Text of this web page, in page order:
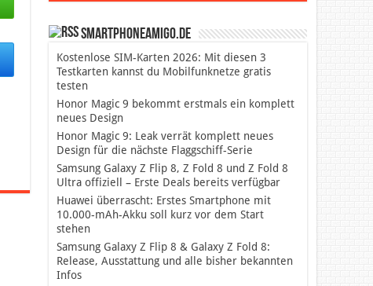
SmartphoneAmigo.de
Kostenlose SIM-Karten 2026: Mit diesen 3
Testkarten kannst du Mobilfunknetze gratis
testen
Honor Magic 9 bekommt erstmals ein komplett
neues Design
Honor Magic 9: Leak verrät komplett neues
Design für die nächste Flaggschiff-Serie
Samsung Galaxy Z Flip 8, Z Fold 8 und Z Fold 8
Ultra offiziell – Erste Deals bereits verfügbar
Huawei überrascht: Erstes Smartphone mit
10.000-mAh-Akku soll kurz vor dem Start
stehen
Samsung Galaxy Z Flip 8 & Galaxy Z Fold 8:
Release, Ausstattung und alle bisher bekannten
Infos